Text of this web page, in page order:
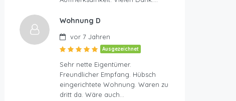
Wohnung D
vor 7 Jahren
Ausgezeichnet
Sehr nette Eigentümer.
Freundlicher Empfang. Hübsch
eingerichtete Wohnung. Waren zu
dritt da. Wäre auch…